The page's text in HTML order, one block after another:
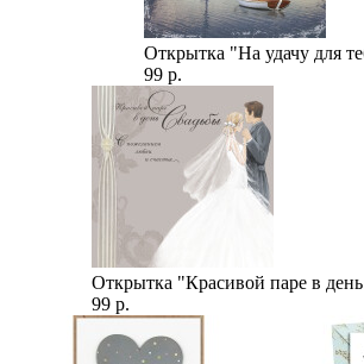
Открытка "На удачу для
99 р.
Открытка "Красивой паре в
99 р.